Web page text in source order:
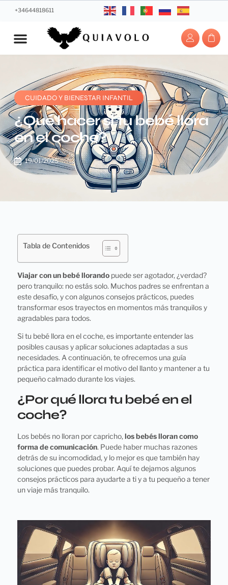
+34644818611
CUIDADO Y BIENESTAR INFANTIL
¿Qué hacer si tu bebé llora
en el coche?
19/01/2025
Tabla de Contenidos
Viajar con un bebé llorando puede ser agotador, ¿verdad?
pero tranquilo: no estás solo. Muchos padres se enfrentan a
este desafío, y con algunos consejos prácticos, puedes
transformar esos trayectos en momentos más tranquilos y
agradables para todos.
Si tu bebé llora en el coche, es importante entender las
posibles causas y aplicar soluciones adaptadas a sus
necesidades. A continuación, te ofrecemos una guía
práctica para identificar el motivo del llanto y mantener a tu
pequeño calmado durante los viajes.
¿Por qué llora tu bebé en el
coche?
Los bebés no lloran por capricho, los bebés lloran como
forma de comunicación. Puede haber muchas razones
detrás de su incomodidad, y lo mejor es que también hay
soluciones que puedes probar. Aquí te dejamos algunos
consejos prácticos para ayudarte a ti y a tu pequeño a tener
un viaje más tranquilo.